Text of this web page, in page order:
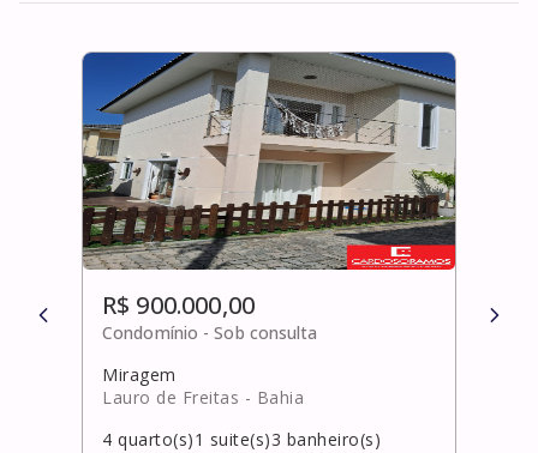
R$ 900.000,00
Condomínio -Sob consulta
Miragem
Lauro de Freitas - Bahia
4 quarto(s)1 suite(s)3 banheiro(s)
R$